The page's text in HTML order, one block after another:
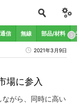
通信 無線 部品/材料
2021年3月9日
場に参入
ながら、同時に高い